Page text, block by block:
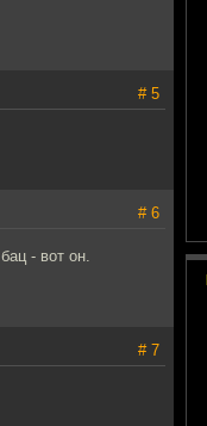
# 5
# 6
- вот он.
# 7